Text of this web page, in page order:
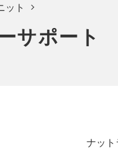
ット
サポート
ナット